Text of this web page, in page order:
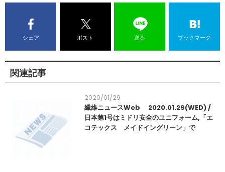
シェア ポスト 送る ブックマーク
関連記事
2020/01/29
繊維ニュースWeb 2020.01.29(WED) /
日本第1号はミドリ安全のユニフォーム,「エ
コテックス メイドイングリーン」で